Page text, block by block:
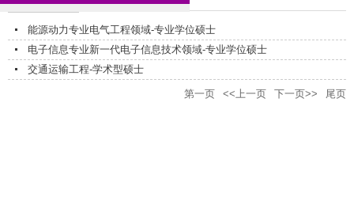
能源动力专业电气工程领域-专业学位硕士
​电子信息专业新一代电子信息技术领域-专业学位硕士
交通运输工程-学术型硕士
第一页 <<上一页 下一页>> 尾页